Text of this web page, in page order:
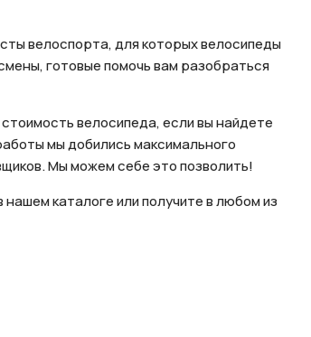
велоспорта, для которых велосипеды
готовые помочь вам разобраться
велосипеда, если вы найдете
мы добились максимального
Мы можем себе это позволить!
каталоге или получите в любом из